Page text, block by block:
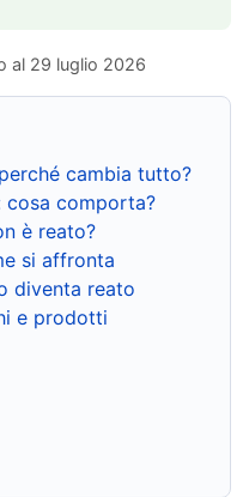
al 29 luglio 2026
cambia tutto?
comporta?
è reato?
si affronta
diventa reato
e prodotti